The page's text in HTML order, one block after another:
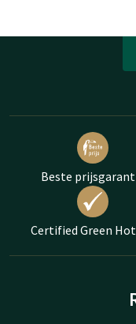
Beste
Certified Green